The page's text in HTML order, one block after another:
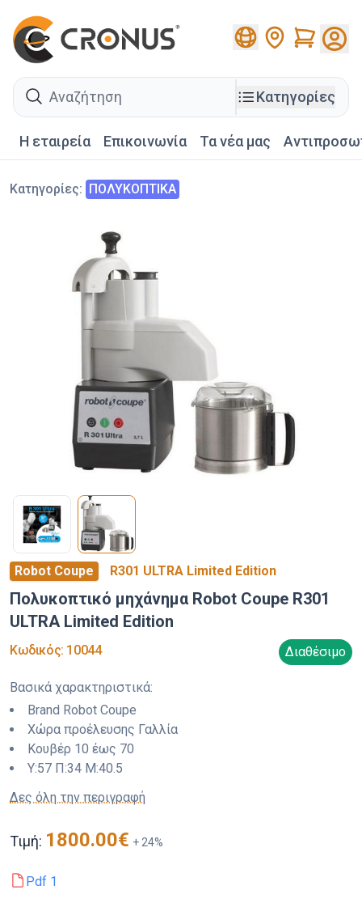
Cart
search
Κατηγορίες
Η εταιρεία Επικοινωνία Τα νέα μας
Κατηγορίες: ΠΟΛΥΚΟΠΤΙΚΑ
Robot Coupe R301 ULTRA Limited Edition
Πολυκοπτικό μηχάνημα Robot Coupe R301
ULTRA Limited Edition
Κωδικός: 10044 Διαθέσιμο
Βασικά χαρακτηριστικά:
Brand Robot Coupe
Χώρα προέλευσης Γαλλία
Κουβέρ 10 έως 70
Y:57 Π:34 M:40.5
Δες όλη την περιγραφή
Τιμή: 1800.00€ +24%
Pdf 1